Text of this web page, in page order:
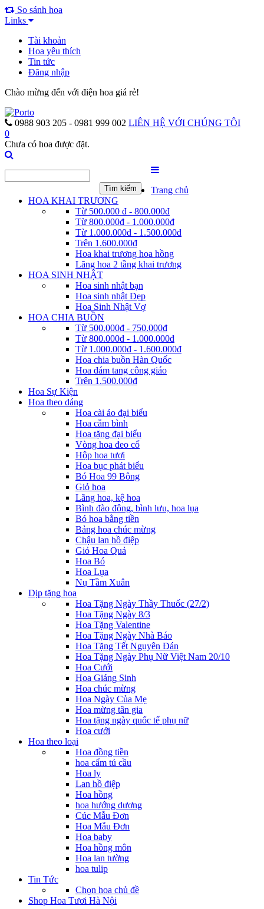
So sánh hoa
Links
Tài khoản
Hoa yêu thích
Tin tức
Đăng nhập
Chào mừng đến với điện hoa giá rẻ!
0988 903 205 - 0981 999 002 LIÊN HỆ VỚI CHÚNG TÔI
0
Chưa có hoa được đặt.
Trang chủ
HOA KHAI TRƯƠNG
Từ 500.000 đ - 800.000đ
Từ 800.000đ - 1.000.000đ
Từ 1.000.000đ - 1.500.000đ
Trên 1.600.000đ
Hoa khai trương hoa hồng
Lãng hoa 2 tầng khai trương
HOA SINH NHẬT
Hoa sinh nhật bạn
Hoa sinh nhật Đẹp
Hoa Sinh Nhật Vợ
HOA CHIA BUỒN
Từ 500.000đ - 750.000đ
Từ 800.000đ - 1.000.000đ
Từ 1.000.000đ - 1.600.000đ
Hoa chia buồn Hàn Quốc
Hoa đám tang công giáo
Trên 1.500.000đ
Hoa Sự Kiện
Hoa theo dáng
Hoa cài áo đại biểu
Hoa cắm bình
Hoa tặng đại biểu
Vòng hoa đeo cổ
Hộp hoa tươi
Hoa bục phát biểu
Bó Hoa 99 Bông
Giỏ hoa
Lãng hoa, kệ hoa
Bình đào đông, bình lưu, hoa lụa
Bó hoa bằng tiền
Bảng hoa chúc mừng
Chậu lan hồ điệp
Giỏ Hoa Quả
Hoa Bó
Hoa Lụa
Nụ Tầm Xuân
Dịp tặng hoa
Hoa Tặng Ngày Thầy Thuốc (27/2)
Hoa Tặng Ngày 8/3
Hoa Tặng Valentine
Hoa Tặng Ngày Nhà Báo
Hoa Tặng Tết Nguyên Đán
Hoa Tặng Ngày Phụ Nữ Việt Nam 20/10
Hoa Cưới
Hoa Giáng Sinh
Hoa chúc mừng
Hoa Ngày Của Mẹ
Hoa mừng tân gia
Hoa tặng ngày quốc tế phụ nữ
Hoa cưới
Hoa theo loại
Hoa đồng tiền
hoa cẩm tú cầu
Hoa ly
Lan hồ điệp
Hoa hồng
hoa hướng dương
Cúc Mẫu Đơn
Hoa Mẫu Đơn
Hoa baby
Hoa hồng môn
Hoa lan tường
hoa tulip
Tin Tức
Chọn hoa chủ đề
Shop Hoa Tươi Hà Nội